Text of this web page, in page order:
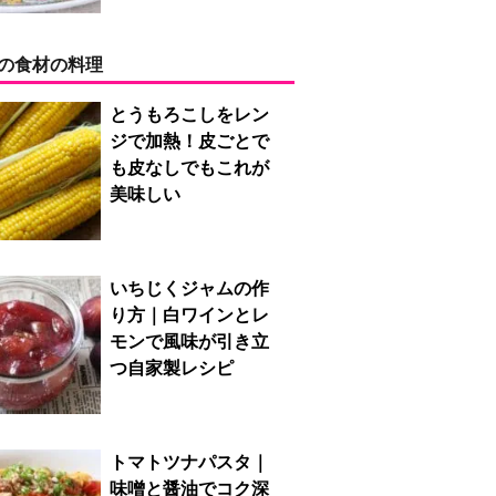
食材の料理
とうもろこしをレン
ジで加熱！皮ごとで
も皮なしでもこれが
美味しい
いちじくジャムの作
り方｜白ワインとレ
モンで風味が引き立
つ自家製レシピ
トマトツナパスタ｜
味噌と醤油でコク深